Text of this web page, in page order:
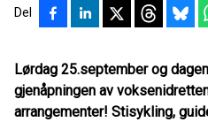
Del
Lørdag 25.september og
gjenåpningen av
arrangementer! Stisykling,